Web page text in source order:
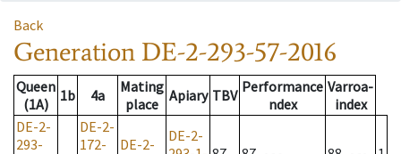
Back
Generation DE-2-293-57-2016
Queen
(1A)
1b 4a
Mating
place Apiary TBV Performance
ndex
Varroa-
index
DE-2-
293-
DE-2-
172-
DE-2-
DE-2-